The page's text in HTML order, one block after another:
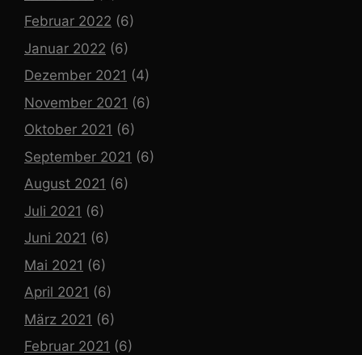
Februar 2022 (6)
Januar 2022 (6)
Dezember 2021 (4)
November 2021 (6)
Oktober 2021 (6)
September 2021 (6)
August 2021 (6)
Juli 2021 (6)
Juni 2021 (6)
Mai 2021 (6)
April 2021 (6)
März 2021 (6)
Februar 2021 (6)